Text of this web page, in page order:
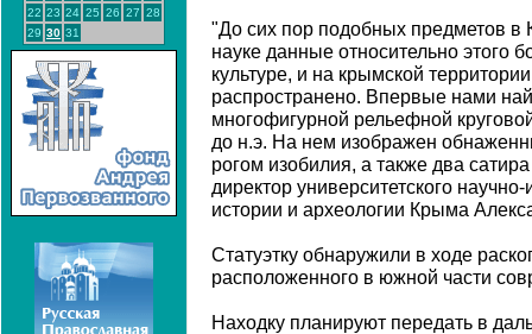
22 23 24 25 26 27 28
29 30 31
"До сих пор подобных предметов
науке данные относительно этого
культуре, и на крымской
распространено. Впервые нами
многофигурной рельефной
до н.э. На нем изображен
рогом изобилия, а также два
директор университетского
истории и археологии Крыма
Статуэтку обнаружили в ходе
расположенного в южной части
Находку планируют передать в